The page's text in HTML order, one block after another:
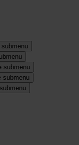
submenu
submenu
submenu